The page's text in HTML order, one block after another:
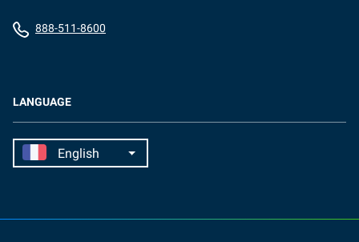
LANGUAGE
888-511-8600